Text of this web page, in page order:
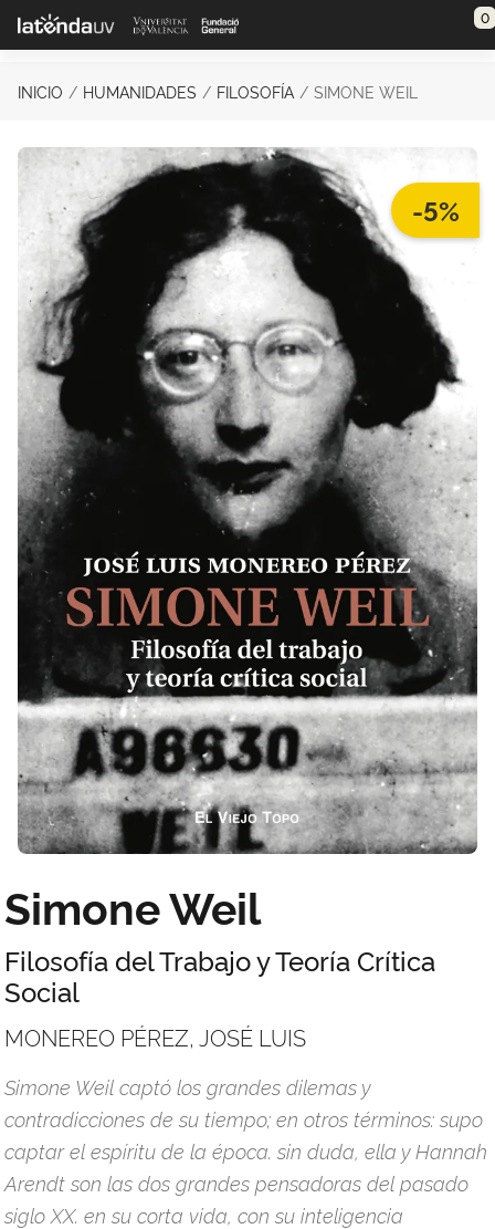
Saltar al contenido principal 0
INICIO HUMANIDADES FILOSOFÍA SIMONE WEIL
-5%
Simone Weil
Filosofía del Trabajo y Teoría Crítica
Social
MONEREO PÉREZ, JOSÉ LUIS
Simone Weil captó los grandes dilemas y
contradicciones de su tiempo; en otros términos: supo
captar el espíritu de la época. sin duda, ella y Hannah
Arendt son las dos grandes pensadoras del pasado
siglo XX. en su corta vida, con su inteligencia